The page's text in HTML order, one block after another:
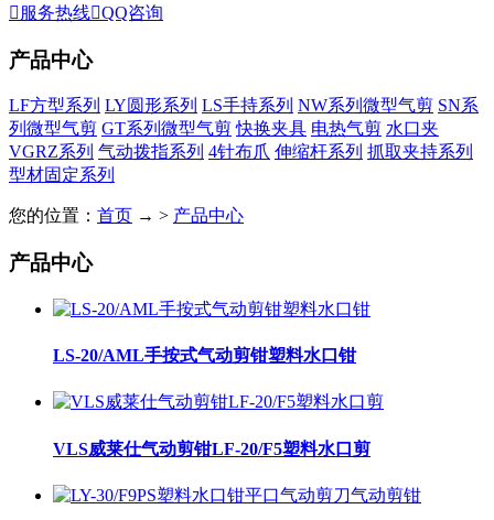
 服务热线QQ咨询
产品中心
LF方型系列 LY圆形系列 LS手持系列 NW系列微型气剪 SN系
列微型气剪 GT系列微型气剪 快换夹具 电热气剪 水口夹
VGRZ系列 气动拨指系列 4针布爪 伸缩杆系列 抓取夹持系列
型材固定系列
您的位置： 首页 → > 产品中心
产品中心
LS-20/AML手按式气动剪钳塑料水口钳
VLS威莱仕气动剪钳LF-20/F5塑料水口剪